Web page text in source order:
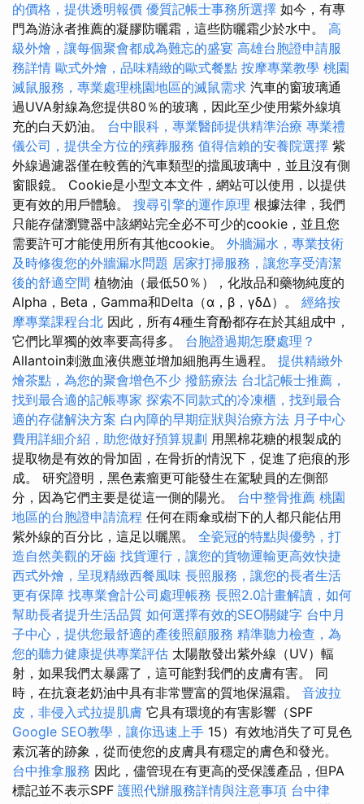
的價格，提供透明報價 優質記帳士事務所選擇 如今，有專
門為游泳者推薦的凝膠防曬霜，這些防曬霜少於水中。 高
級外燴，讓每個聚會都成為難忘的盛宴 高雄台胞證申請服
務詳情 歐式外燴，品味精緻的歐式餐點 按摩專業教學 桃園
滅鼠服務，專業處理桃園地區的滅鼠需求 汽車的窗玻璃通
過UVA射線為您提供80％的玻璃，因此至少使用紫外線填
充的白天奶油。 台中眼科，專業醫師提供精準治療 專業禮
儀公司，提供全方位的殯葬服務 值得信賴的安養院選擇 紫
外線過濾器僅在較舊的汽車類型的擋風玻璃中，並且沒有側
窗眼鏡。 Cookie是小型文本文件，網站可以使用，以提供
更有效的用戶體驗。 搜尋引擎的運作原理 根據法律，我們
只能存儲瀏覽器中該網站完全必不可少的cookie，並且您
需要許可才能使用所有其他cookie。 外牆漏水，專業技術
及時修復您的外牆漏水問題 居家打掃服務，讓您享受清潔
後的舒適空間 植物油（最低50％），化妝品和藥物純度的
Alpha，Beta，Gamma和Delta（α，β，γδΔ）。 經絡按
摩專業課程台北 因此，所有4種生育酚都存在於其組成中，
它們比單獨的效率要高得多。 台胞證過期怎麼處理？
Allantoin刺激血液供應並增加細胞再生過程。 提供精緻外
燴茶點，為您的聚會增色不少 撥筋療法 台北記帳士推薦，
找到最合適的記帳專家 探索不同款式的冷凍櫃，找到最合
適的存儲解決方案 白內障的早期症狀與治療方法 月子中心
費用詳細介紹，助您做好預算規劃 用黑棉花糖的根製成的
提取物是有效的骨加固，在骨折的情況下，促進了疤痕的形
成。 研究證明，黑色素瘤更可能發生在駕駛員的左側部
分，因為它們主要是從這一側的陽光。 台中整骨推薦 桃園
地區的台胞證申請流程 任何在雨傘或樹下的人都只能佔用
紫外線的百分比，這足以曬黑。 全瓷冠的特點與優勢，打
造自然美觀的牙齒 找貨運行，讓您的貨物運輸更高效快捷
西式外燴，呈現精緻西餐風味 長照服務，讓您的長者生活
更有保障 找專業會計公司處理帳務 長照2.0計畫解讀，如何
幫助長者提升生活品質 如何選擇有效的SEO關鍵字 台中月
子中心，提供您最舒適的產後照顧服務 精準聽力檢查，為
您的聽力健康提供專業評估 太陽散發出紫外線（UV）輻
射，如果我們太暴露了，這可能對我們的皮膚有害。 同
時，在抗衰老奶油中具有非常豐富的質地保濕霜。 音波拉
皮，非侵入式拉提肌膚 它具有環境的有害影響（SPF
Google SEO教學，讓你迅速上手 15）有效地消失了可見色
素沉著的跡象，從而使您的皮膚具有穩定的膚色和發光。
台中推拿服務 因此，儘管現在有更高的受保護產品，但PA
標記並不表示SPF 護照代辦服務詳情與注意事項 台中律